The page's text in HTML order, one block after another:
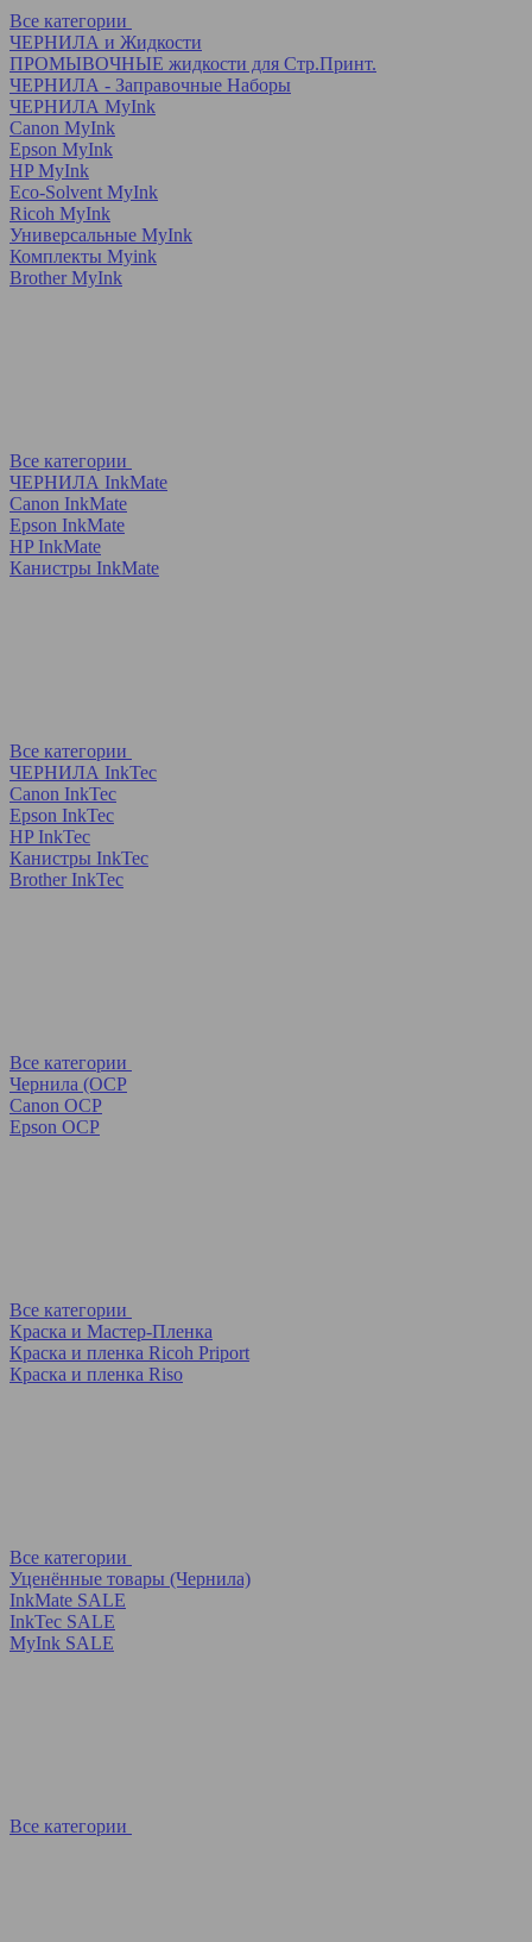
Все категории
ЧЕРНИЛА и Жидкости
ПРОМЫВОЧНЫЕ жидкости для Стр.Принт.
ЧЕРНИЛА - Заправочные Наборы
ЧЕРНИЛА MyInk
Canon MyInk
Epson MyInk
HP MyInk
Eco-Solvent MyInk
Ricoh MyInk
Универсальные MyInk
Комплекты Myink
Brother MyInk
Все категории
ЧЕРНИЛА InkMate
Canon InkMate
Epson InkMate
HP InkMate
Канистры InkMate
Все категории
ЧЕРНИЛА InkTec
Canon InkTec
Epson InkTec
HP InkTec
Канистры InkTec
Brother InkTec
Все категории
Чернила (OCP
Canon OCP
Epson OCP
Все категории
Краска и Мастер-Пленка
Краска и пленка Ricoh Priport
Краска и пленка Riso
Все категории
Уценённые товары (Чернила)
InkMate SALE
InkTec SALE
MyInk SALE
Все категории